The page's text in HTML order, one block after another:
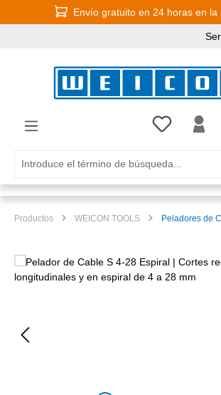
Saltar al contenido principalEnvío gratuito en 24 horas en la
Tienes 0
Productos WEICON TOOLS Peladores de
Omitir galería de imágenes